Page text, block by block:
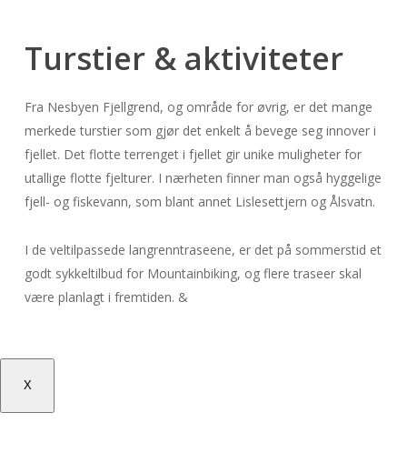
Turstier & aktiviteter
Fra Nesbyen Fjellgrend, og område for øvrig, er det mange
merkede turstier som gjør det enkelt å bevege seg innover i
fjellet. Det flotte terrenget i fjellet gir unike muligheter for
utallige flotte fjelturer. I nærheten finner man også hyggelige
fjell- og fiskevann, som blant annet Lislesettjern og Ålsvatn.
I de veltilpassede langrenntraseene, er det på sommerstid et
godt sykkeltilbud for Mountainbiking, og flere traseer skal
være planlagt i fremtiden. &
X